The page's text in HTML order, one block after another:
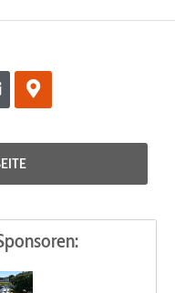
M
a
p
r
e
r
a